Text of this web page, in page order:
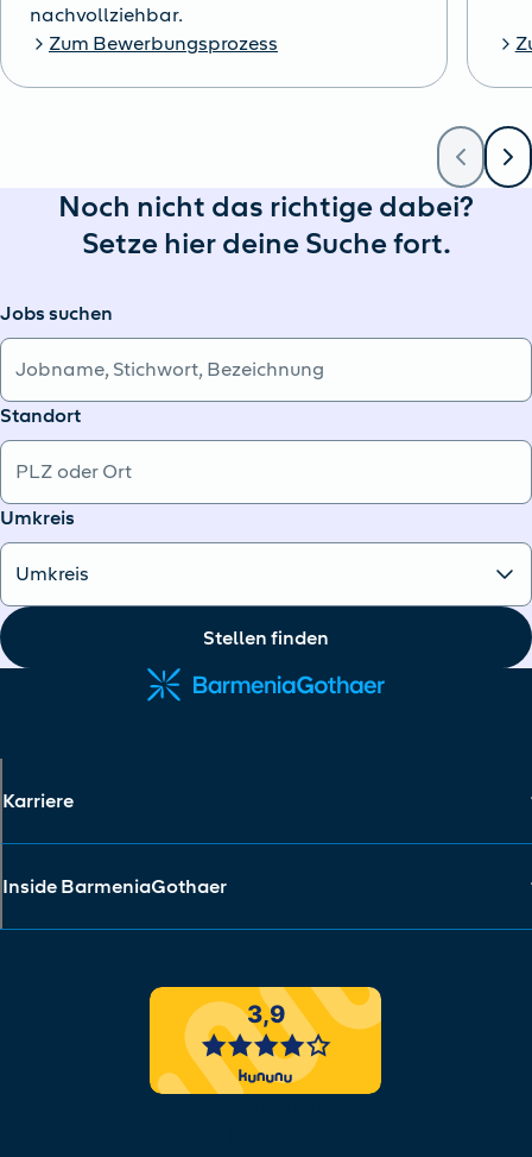
nachvollziehbar.
Zum Bewerbungsprozess
Noch nicht das richtige dabei?
Setze hier deine Suche fort.
Jobs suchen
Standort
Umkreis
Stellen finden
Karriere
Inside BarmeniaGothaer